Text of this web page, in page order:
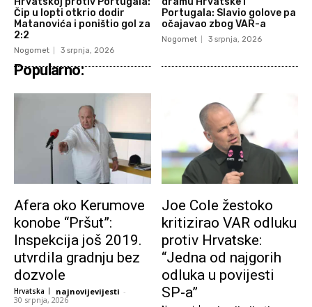
Čip u lopti otkrio dodir
Matanovića i poništio gol za
2:2
Nogomet 3 srpnja, 2026
Portugala: Slavio golove pa
očajavao zbog VAR-a
Nogomet 3 srpnja, 2026
Popularno:
Afera oko Kerumove
konobe “Pršut”:
Inspekcija još 2019.
utvrdila gradnju bez
dozvole
Hrvatska najnovijevijesti -
30 srpnja, 2026
Joe Cole žestoko
kritizirao VAR odluku
protiv Hrvatske:
“Jedna od najgorih
odluka u povijesti
SP-a”